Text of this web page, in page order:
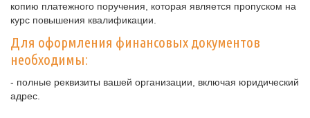
копию платежного поручения, которая является пропуском на
курс повышения квалификации.
Для оформления финансовых документов
необходимы:
- полные реквизиты вашей организации, включая юридический
адрес.